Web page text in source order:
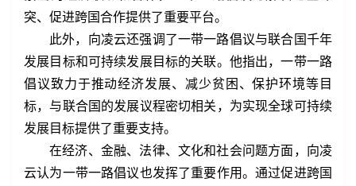
突、促进跨国合作提供了重要平台。
此外，向凌云还强调了一带一路倡议与联合国千年
发展目标和可持续发展目标的关联。他指出，一带一路
倡议致力于推动经济发展、减少贫困、保护环境等目
标，与联合国的发展议程密切相关，为实现全球可持续
发展目标提供了重要支持。
在经济、金融、法律、文化和社会问题方面，向凌
云认为一带一路倡议也发挥了重要作用。通过促进跨国